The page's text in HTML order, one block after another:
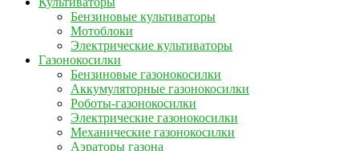
Бензиновые культиваторы
Мотоблоки
Электрические культиваторы
Газонокосилки
Бензиновые газонокосилки
Аккумуляторные газонокосилки
Роботы-газонокосилки
Электрические газонокосилки
Механические газонокосилки
Аэраторы газона